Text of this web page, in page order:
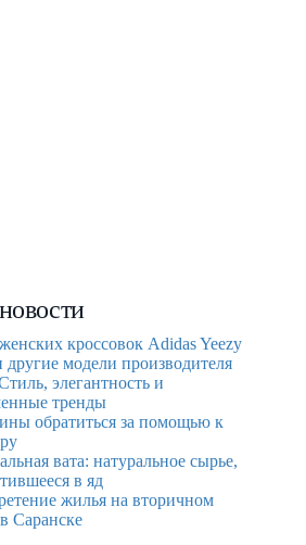
кроссовок Adidas Yeezy
другие модели производителя
элегантность и
тренды
обратиться за помощью к
вата: натуральное сырье,
в яд
жилья на вторичном
Саранске